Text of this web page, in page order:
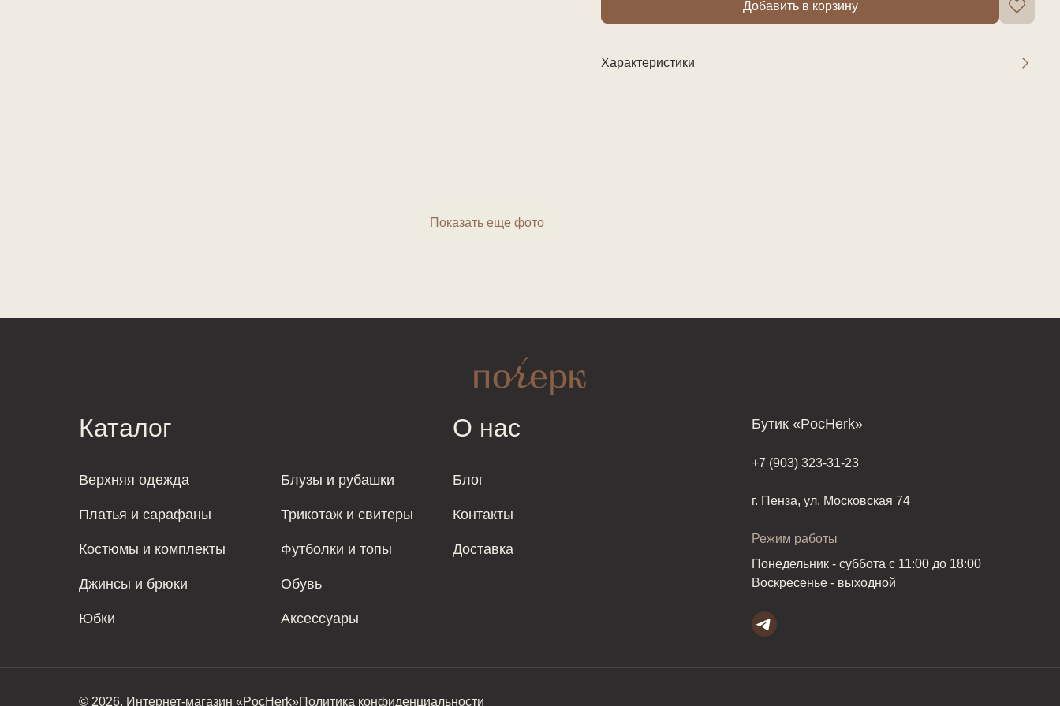
Показать еще фото
Добавить в корзину
Характеристики
Каталог
Верхняя одежда
Платья и сарафаны
Костюмы и комплекты
Джинсы и брюки
Юбки
Блузы и рубашки
Трикотаж и свитеры
Футболки и топы
Обувь
Аксессуары
О нас
Блог
Контакты
Доставка
Бутик «PocHerk»
+7 (903) 323-31-23
г. Пенза, ул. Московская 74
Режим работы
Понедельник - суббота с 11:00 до 18:00
Воскресенье - выходной
© 2026. Интернет-магазин «PocHerk»Политика конфиденциальности